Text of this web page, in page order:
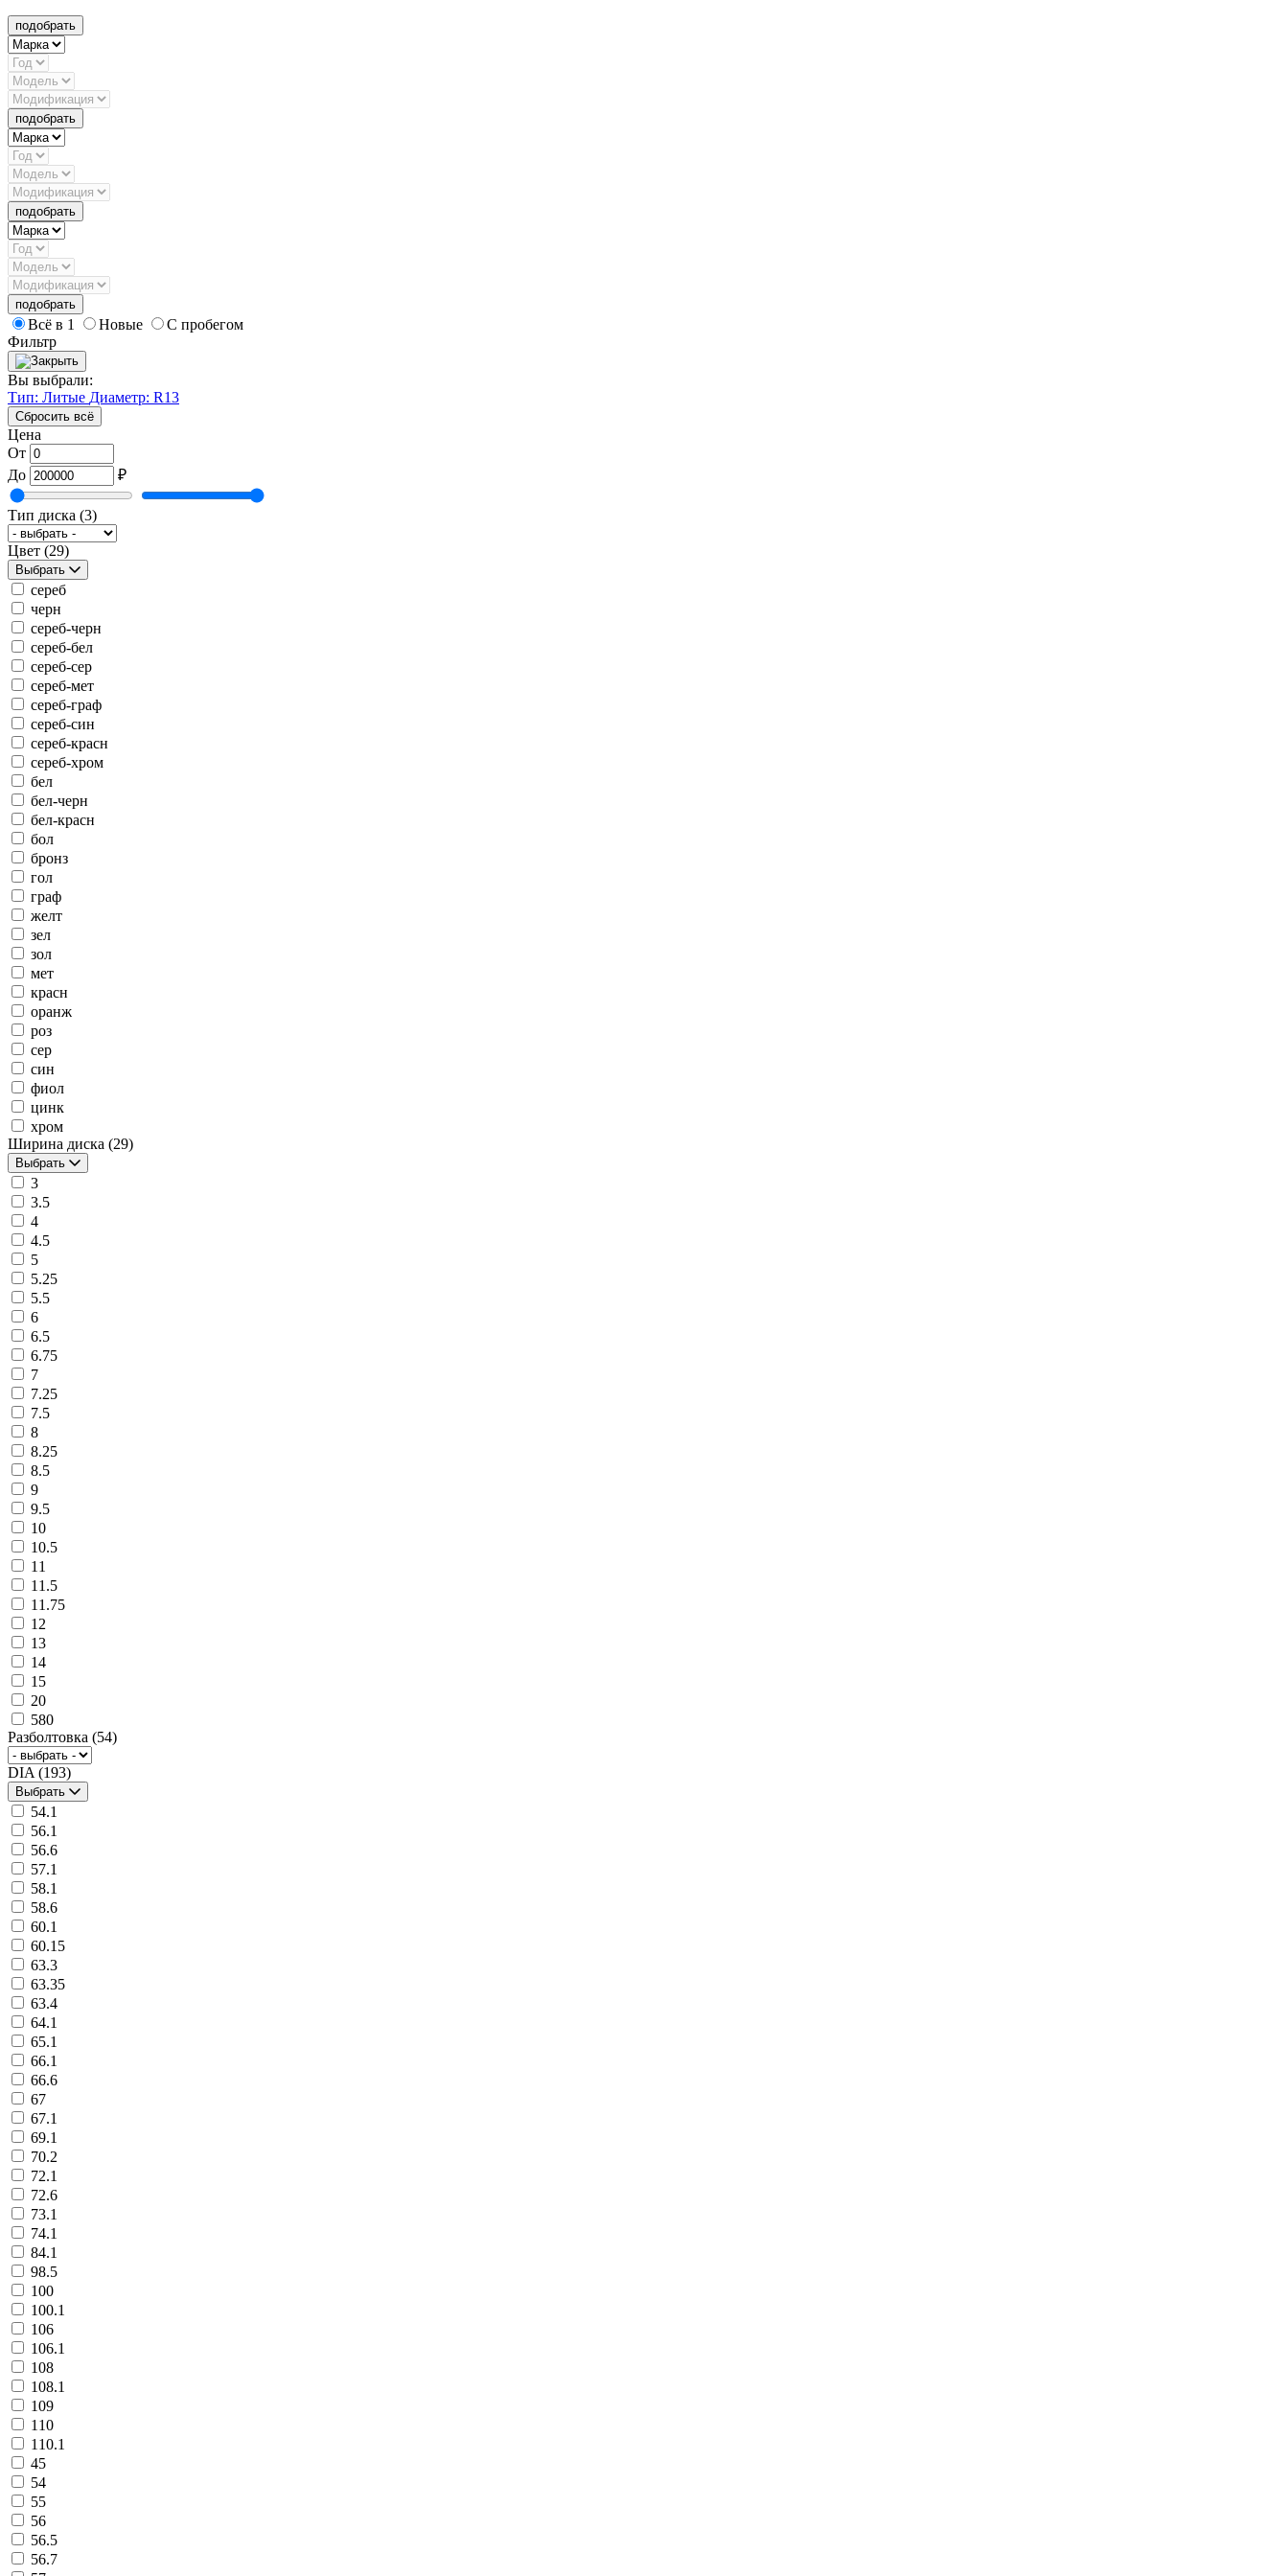
подобрать
подобрать
подобрать
подобрать
Всё в 1 Новые
С пробегом
Фильтр
Вы выбрали:
Тип: Литые Диаметр: R13
Сбросить всё
Цена
От
До
₽
Тип диска (3)
Цвет (29)
Выбрать
сереб
черн
сереб-черн
сереб-бел
сереб-сер
сереб-мет
сереб-граф
сереб-син
сереб-красн
сереб-хром
бел
бел-черн
бел-красн
бол
бронз
гол
граф
желт
зел
зол
мет
красн
оранж
роз
сер
син
фиол
цинк
хром
Ширина диска (29)
Выбрать
3
3.5
4
4.5
5
5.25
5.5
6
6.5
6.75
7
7.25
7.5
8
8.25
8.5
9
9.5
10
10.5
11
11.5
11.75
12
13
14
15
20
580
Разболтовка (54)
DIA (193)
Выбрать
54.1
56.1
56.6
57.1
58.1
58.6
60.1
60.15
63.3
63.35
63.4
64.1
65.1
66.1
66.6
67
67.1
69.1
70.2
72.1
72.6
73.1
74.1
84.1
98.5
100
100.1
106
106.1
108
108.1
109
110
110.1
45
54
55
56
56.5
56.7